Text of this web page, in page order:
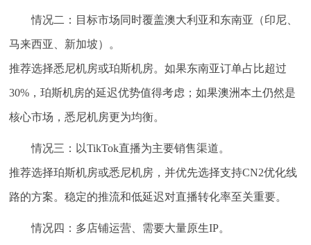
情况二：目标市场同时覆盖澳大利亚和东南亚（印尼、
马来西亚、新加坡）。
推荐选择悉尼机房或珀斯机房。如果东南亚订单占比超过
30%，珀斯机房的延迟优势值得考虑；如果澳洲本土仍然是
核心市场，悉尼机房更为均衡。
情况三：以TikTok直播为主要销售渠道。
推荐选择珀斯机房或悉尼机房 ，并优先选择支持CN2优化线
路的方案。稳定的推流和低延迟对直播转化率至关重要。
情况四：多店铺运营、需要大量原生IP。